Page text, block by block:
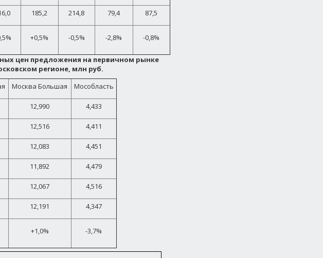
185,2 214,8 79,4 87,5
+0,5% -0,5% -2,8% -0,8%
цен предложения на первичном рынке
регионе, млн руб.
Москва Большая Мособласть
12,990 4,433
12,516 4,411
12,083 4,451
11,892 4,479
12,067 4,516
12,191 4,347
+1,0% -3,7%